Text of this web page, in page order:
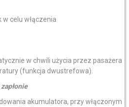
w celu włączenia
w chwili użycia przez pasażera
(funkcja dwustrefowa).
akumulatora, przy włączonym